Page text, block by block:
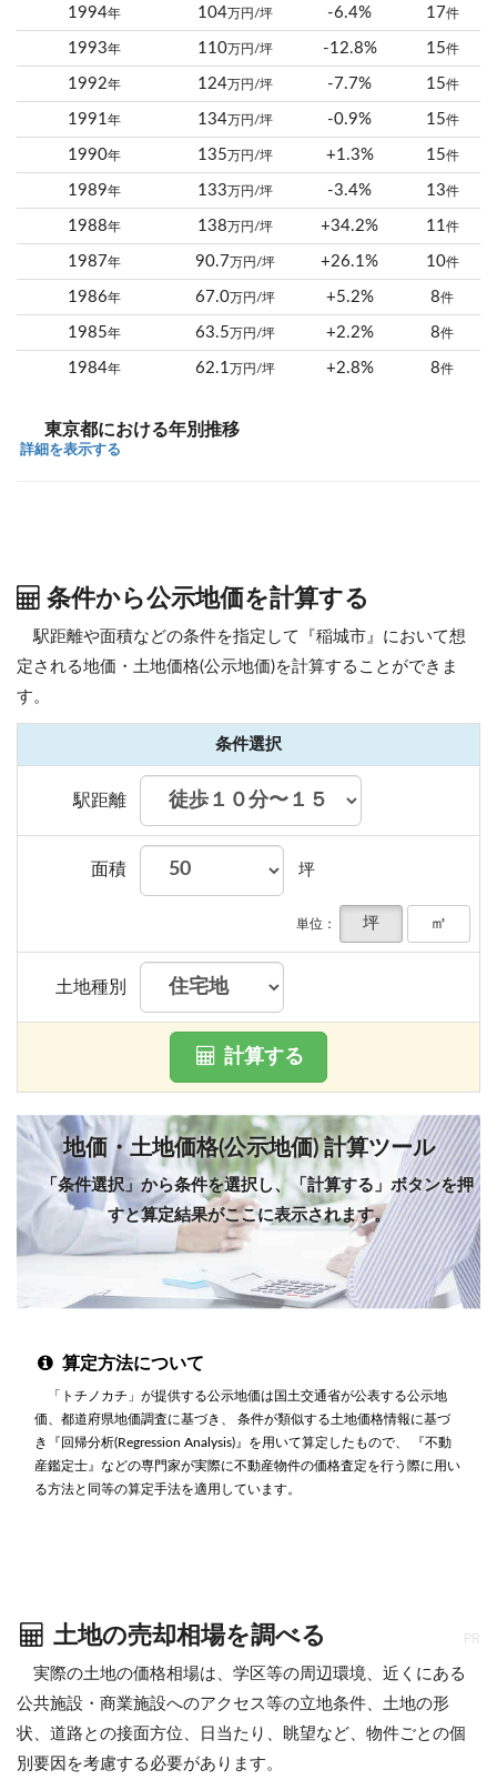
1994年 104 万円/坪 -6.4% 17件
1993年 110 万円/坪 -12.8% 15件
1992年 124 万円/坪 -7.7% 15件
1991年 134 万円/坪 -0.9% 15件
1990年 135 万円/坪 +1.3% 15件
1989年 133 万円/坪 -3.4% 13件
1988年 138 万円/坪 +34.2% 11件
1987年 90.7 万円/坪 +26.1% 10件
1986年 67.0 万円/坪 +5.2% 8件
1985年 63.5 万円/坪 +2.2% 8件
1984年 62.1 万円/坪 +2.8% 8件
東京都における年別推移
詳細を表示する
条件から公示地価を計算する
駅距離や面積などの条件を指定して『稲城市』において想
定される地価・土地価格(公示地価)を計算することができま
す。
条件選択
駅距離
面積 坪
単位： 坪 ㎡
土地種別
計算する
地価・土地価格(公示地価) 計算ツール
「条件選択」から条件を選択し、「計算する」ボタンを押
すと算定結果がここに表示されます。
算定方法について
「トチノカチ」が提供する公示地価は国土交通省が公表する公示地
価、都道府県地価調査に基づき、 条件が類似する土地価格情報に基づ
き『回帰分析(Regression Analysis)』を用いて算定したもので、 『不動
産鑑定士』などの専門家が実際に不動産物件の価格査定を行う際に用い
る方法と同等の算定手法を適用しています。
土地の売却相場を調べる PR
実際の土地の価格相場は、学区等の周辺環境、近くにある
公共施設・商業施設へのアクセス等の立地条件、土地の形
状、道路との接面方位、日当たり、眺望など、物件ごとの個
別要因を考慮する必要があります。